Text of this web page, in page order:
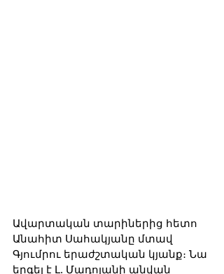
Ավարտական տարիներից հետո
Անահիտ Սահակյանը մտավ
Գյումրու երաժշտական կյանք։ Նա
երգել է Լ. Մադոյանի անվան